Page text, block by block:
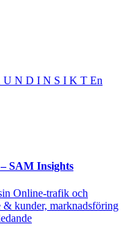
N D I N S I K T En
SAM Insights
Online-trafik och
kunder, marknadsföring